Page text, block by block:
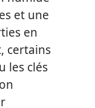
et une
en
certains
les clés